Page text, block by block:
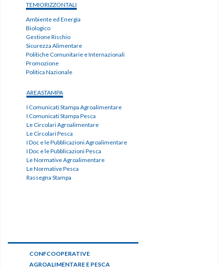
CONFCOOPERATIVE
AGROALIMENTARE E PESCA
TEMIORIZZONTALI
Ambiente ed Energia
Biologico
Gestione Rischio
Sicurezza Alimentare
Politiche Comunitarie e Internazionali
Promozione
Politica Nazionale
AREASTAMPA
I Comunicati Stampa Agroalimentare
I Comunicati Stampa Pesca
Le Circolari Agroalimentare
Le Circolari Pesca
I Doc e le Pubblicazioni Agroalimentare
I Doc e le Pubblicazioni Pesca
Le Normative Agroalimentare
Le Normative Pesca
Rassegna Stampa